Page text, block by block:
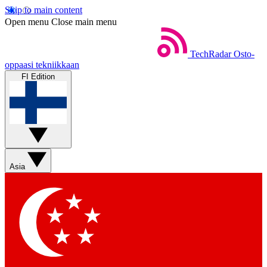
Skip to main content
Open menu Close main menu
TechRadar Osto-
oppaasi tekniikkaan
FI Edition
Asia